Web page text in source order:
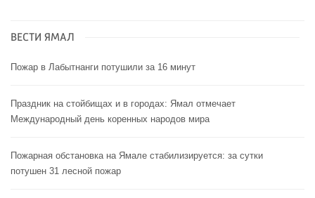
ВЕСТИ ЯМАЛ
Пожар в Лабытнанги потушили за 16 минут
Праздник на стойбищах и в городах: Ямал отмечает
Международный день коренных народов мира
Пожарная обстановка на Ямале стабилизируется: за сутки
потушен 31 лесной пожар